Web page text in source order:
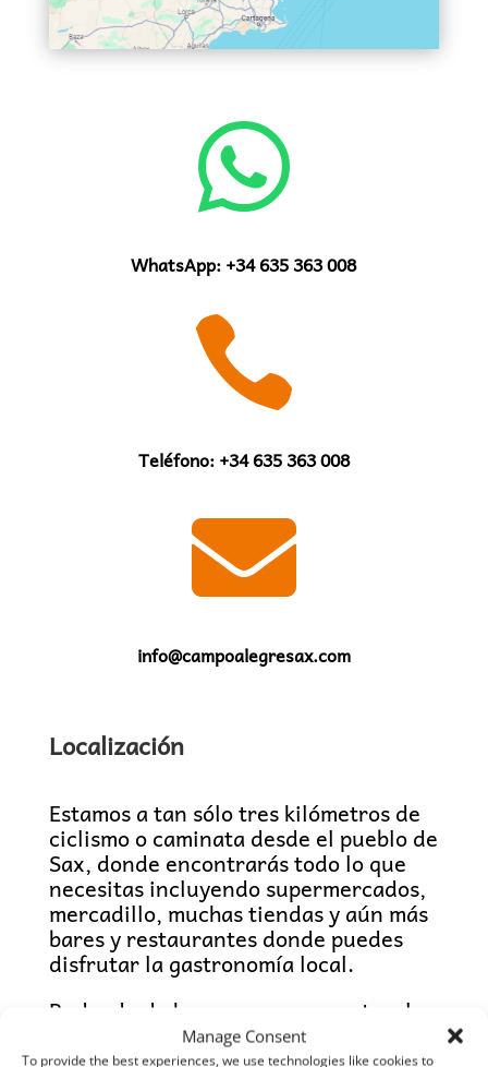
Manage Consent
To provide the best experiences, we use technologies like cookies to

WhatsApp: +34 635 363 008

Teléfono: +34 635 363 008

info@campoalegresax.com
Localización
Estamos a tan sólo tres kilómetros de
ciclismo o caminata desde el pueblo de
Sax, donde encontrarás todo lo que
necesitas incluyendo supermercados,
mercadillo, muchas tiendas y aún más
bares y restaurantes donde puedes
disfrutar la gastronomía local.
Rodeado de hermosas zonas naturales
tales como la famosa zona protegida
de Xorret del Cati, las sierras de